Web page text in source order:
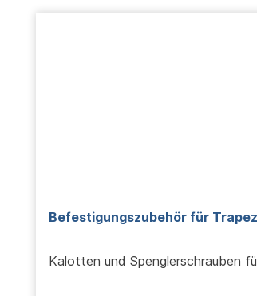
Befestigungszubehör für
Kalotten und Spenglerschrauben